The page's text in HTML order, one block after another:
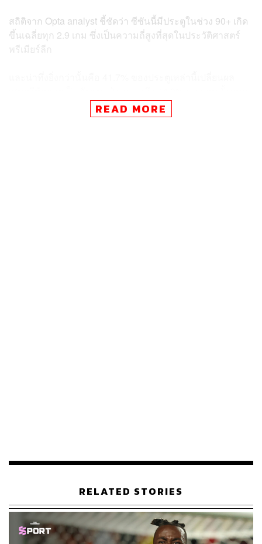
สถิติจาก Opta analyst ชี้ชัดว่า ซีซันนี้มีประตูในช่วง 90+ เกิด
ขึ้นเฉลี่ยทุก 2.9 เกม ซึ่งเป็นความถี่สูงที่สุดในประวัติศาสตร์
พรีเมียร์ลีก
ถูกตัดสินด้วยประตูทดเจ็บ ตัวเลขที่สูงกว่าฤดูกาลก่อนถึงสอง
นักเตะที่สูงขึ้น ประกอบกับกฎการเปลี่ยนตัวได้ 5 คน ทำให้ทีม
แนวรับหลายคนยังต้องเล่นครบ 90 นาที ส่งผลให้ร่างกายอ่อน
ล้า และนำไปสู่ความผิดพลาดได้ง่ายขึ้นในช่วงท้ายเกม
เซตพีซที่จัดเต็ม
READ MORE
RELATED STORIES